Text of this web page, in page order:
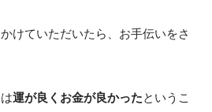
けていただいたら、お手伝いをさ
運が良くお金が良かったというこ